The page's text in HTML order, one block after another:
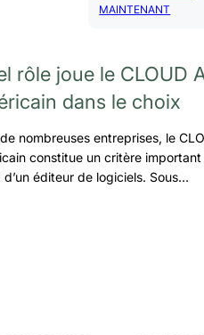
MAINTENANT
rôle joue le CLOUD
dans le choix
nombreuses entreprises, le
constitue un critère important
d’un éditeur de logiciels. Sous…